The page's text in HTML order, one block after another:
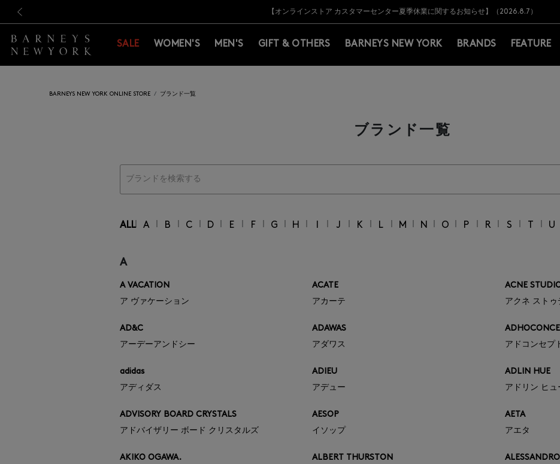
新規登録のお客様も対象！＜MY BARNEYS＞会員のお客様は11,000円（税込）以上のお買上げで常時送料無料！お買い
【夏季休業に伴う出荷一時停止のお知らせ】(2026.8.7)
【オンラインストア カスタマーセンター夏季休業に関するお知らせ】（2026.8.7）
【夏季休業に伴う返品・交換承り一時停止のお知らせ】（2026.8.5）
熊本県を中心とした地震の影響によるお荷物のお届けについて
【開催中】SUMMER SALEのご案内・ご注意事項
新規登録のお客様も対象！＜MY BARNEYS＞会員のお客様は11,000円（税込）以上のお買上げで常時送料無料！お買い
【夏季休業に伴う出荷一時停止のお知らせ】(2026.8.7)
SALE WOMEN'S MEN'S GIFT & OTHERS BARNEYS NEW YORK BRANDS FEATURE
BARNEYS NEW YORK ONLINE STORE ブランド一覧
ブランド一覧
ALL A B C D E F G H J K L M N O P R S U
A
A VACATION
ア ヴァケーション
ACATE
アカーテ
ACNE
アクネ ストゥ
AD&C
アーデーアンドシー
ADAWAS
アダワス
アドコンセプ
adidas
アディダス
ADIEU
アデュー
ADLIN HUE
アドリン ヒュ
ADVISORY BOARD CRYSTALS
アドバイザリー ボード クリスタルズ
AESOP
イソップ
AETA
アエタ
AKIKO OGAWA.
ALBERT THURSTON